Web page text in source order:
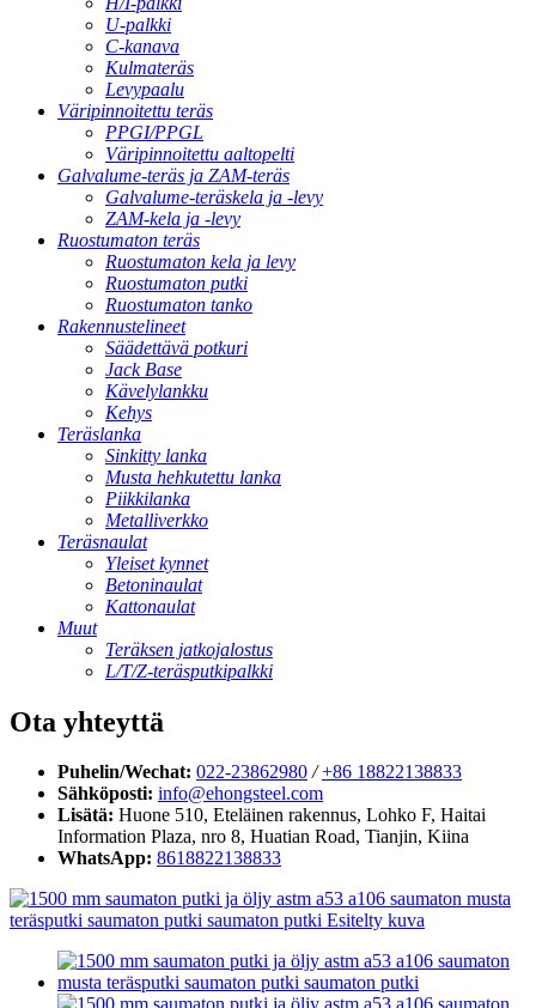
U-palkki
C-kanava
Kulmateräs
Levypaalu
Väripinnoitettu teräs
PPGI/PPGL
Väripinnoitettu aaltopelti
Galvalume-teräs ja ZAM-teräs
Galvalume-teräskela ja -levy
ZAM-kela ja -levy
Ruostumaton teräs
Ruostumaton kela ja levy
Ruostumaton putki
Ruostumaton tanko
Rakennustelineet
Säädettävä potkuri
Jack Base
Kävelylankku
Kehys
Teräslanka
Sinkitty lanka
Musta hehkutettu lanka
Piikkilanka
Metalliverkko
Teräsnaulat
Yleiset kynnet
Betoninaulat
Kattonaulat
Muut
Teräksen jatkojalostus
L/T/Z-teräsputkipalkki
Ota yhteyttä
Puhelin/Wechat: 022-23862980 / +86 18822138833
Sähköposti: info@ehongsteel.com
Lisätä: Huone 510, Eteläinen rakennus, Lohko F, ​​Haitai
Information Plaza, nro 8, Huatian Road, Tianjin, Kiina
WhatsApp: 8618822138833